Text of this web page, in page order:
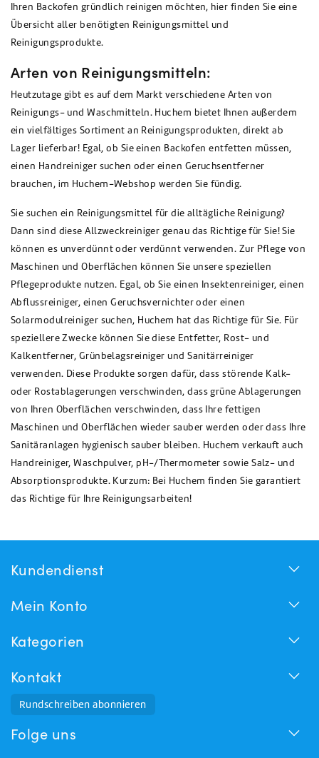
Ihren Backofen gründlich reinigen möchten, hier finden Sie eine
Übersicht aller benötigten Reinigungsmittel und
Reinigungsprodukte.
Arten von Reinigungsmitteln:
Heutzutage gibt es auf dem Markt verschiedene Arten von
Reinigungs- und Waschmitteln. Huchem bietet Ihnen außerdem
ein vielfältiges Sortiment an Reinigungsprodukten, direkt ab
Lager lieferbar! Egal, ob Sie einen Backofen entfetten müssen,
einen Handreiniger suchen oder einen Geruchsentferner
brauchen, im Huchem-Webshop werden Sie fündig.
Sie suchen ein Reinigungsmittel für die alltägliche Reinigung?
Dann sind diese Allzweckreiniger genau das Richtige für Sie! Sie
können es unverdünnt oder verdünnt verwenden. Zur Pflege von
Maschinen und Oberflächen können Sie unsere speziellen
Pflegeprodukte nutzen. Egal, ob Sie einen Insektenreiniger, einen
Abflussreiniger, einen Geruchsvernichter oder einen
Solarmodulreiniger suchen, Huchem hat das Richtige für Sie. Für
speziellere Zwecke können Sie diese Entfetter, Rost- und
Kalkentferner, Grünbelagsreiniger und Sanitärreiniger
verwenden. Diese Produkte sorgen dafür, dass störende Kalk-
oder Rostablagerungen verschwinden, dass grüne Ablagerungen
von Ihren Oberflächen verschwinden, dass Ihre fettigen
Maschinen und Oberflächen wieder sauber werden oder dass Ihre
Sanitäranlagen hygienisch sauber bleiben. Huchem verkauft auch
Handreiniger, Waschpulver, pH-/Thermometer sowie Salz- und
Absorptionsprodukte. Kurzum: Bei Huchem finden Sie garantiert
das Richtige für Ihre Reinigungsarbeiten!
Kundendienst
Mein Konto
Kategorien
Kontakt
Rundschreiben abonnieren
Folge uns